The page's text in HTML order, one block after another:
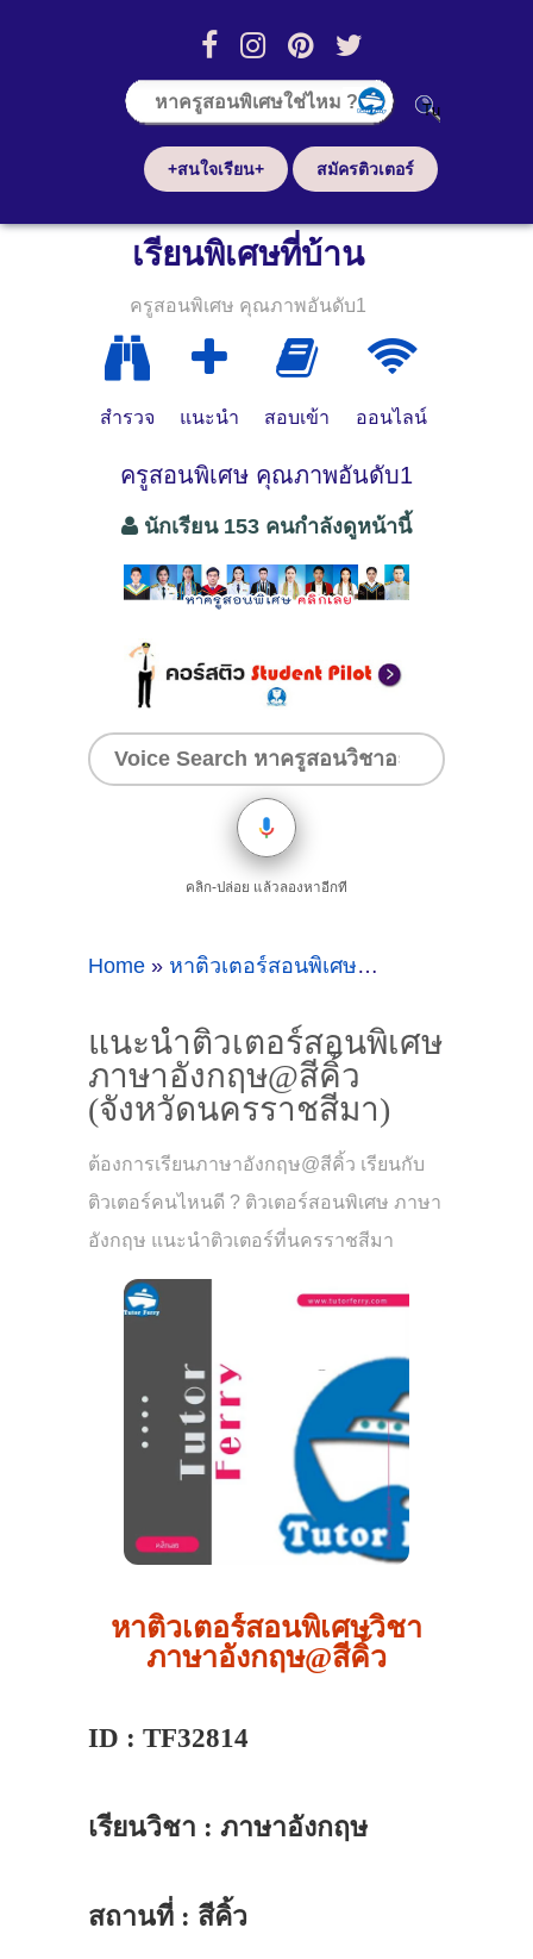
+สนใจเรียน+ สมัครติวเตอร์
เรียนพิเศษที่บ้าน
ครูสอนพิเศษ คุณภาพอันดับ1
สำรวจ แนะนำ สอบเข้า ออนไลน์
ครูสอนพิเศษ คุณภาพอันดับ1
นักเรียน 153 คนกำลังดูหน้านี้
คลิก-ปล่อย แล้วลองหาอีกที
Home » หาติวเตอร์สอนพิเศษวิชาภาษาอังกฤษที่สีคิ้ว
แนะนำติวเตอร์สอนพิเศษ
ภาษาอังกฤษ@สีคิ้ว
(จังหวัดนครราชสีมา)
ต้องการเรียนภาษาอังกฤษ@สีคิ้ว เรียนกับ
ติวเตอร์คนไหนดี ? ติวเตอร์สอนพิเศษ ภาษา
อังกฤษ แนะนำติวเตอร์ที่นครราชสีมา
หาติวเตอร์สอนพิเศษวิชา
ภาษาอังกฤษ@สีคิ้ว
ID : TF32814
เรียนวิชา : ภาษาอังกฤษ
สถานที่ : สีคิ้ว